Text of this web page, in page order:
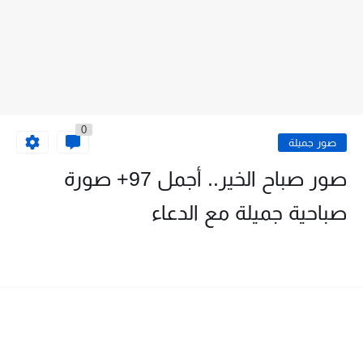
صور جميلة
0
صور صباح الخير.. أجمل 97+ صورة
صباحية جميلة مع الدعاء